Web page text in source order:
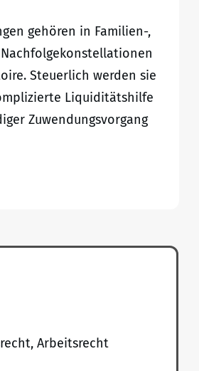
gehören in Familien-,
Steuerlich werden sie
Liquiditätshilfe
Zuwendungsvorgang
Arbeitsrecht